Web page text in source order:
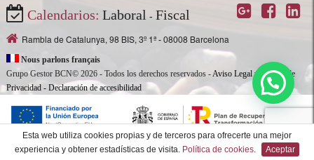
Esta web utiliza cookies propias y de terceros para ofrecerte una mejor
experiencia y obtener estadísticas de visita. Política de cookies. Aceptar
Calendarios: Laboral - Fiscal
Rambla de Catalunya, 98 BIS, 3º 1ª - 08008 Barcelona
Nous parlons français
Grupo Gestor BCN© 2026 - Todos los derechos reservados -Aviso Legal y Política de
Privacidad - Declaración de accesibilidad